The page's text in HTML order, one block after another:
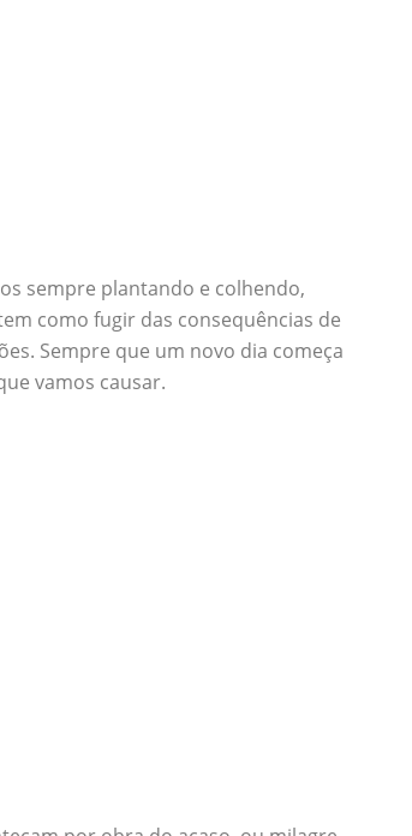
sempre plantando e colhendo,
como fugir das consequências de
Sempre que um novo dia começa
vamos causar.